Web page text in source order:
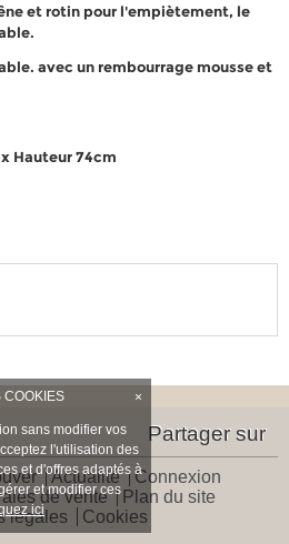
COOKIES ×
sans modifier vos
l'utilisation des
et d'offres adaptés à
et modifier ces
ici
et rotin pour l'empiètement, le
avec un rembourrage mousse et
Hauteur 74cm
Partager sur
Actualité
Connexion
de vente
Plan du site
légales
Cookies